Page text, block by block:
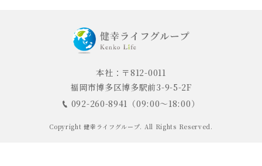
本社：〒812-0011
福岡市博多区博多駅前3-9-5-2F
092-260-8941 （09:00～18:00）
Copyright 健幸ライフグループ. All Rights Reserved.